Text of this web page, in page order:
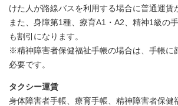
けた人が路線バスを利用する場合に普通運賃
また、身障第1種、療育A1・A2、精神1級の
も割引になります。
※精神障害者保健福祉手帳の場合は、手帳に
必要です。
タクシー運賃
身体障害者手帳、療育手帳、精神障害者保健